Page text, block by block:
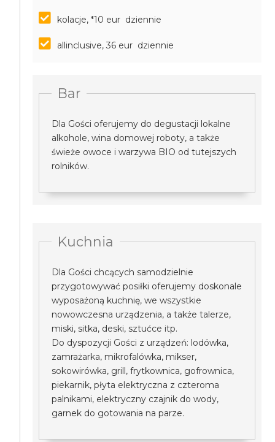
kolacje, *10 eur dziennie
allinclusive, 36 eur dziennie
Bar
Dla Gości oferujemy do degustacji lokalne
alkohole, wina domowej roboty, a także
świeże owoce i warzywa BIO od tutejszych
rolników.
Kuchnia
Dla Gości chcących samodzielnie
przygotowywać posiłki oferujemy doskonale
wyposażoną kuchnię, we wszystkie
nowowczesna urządzenia, a także talerze,
miski, sitka, deski, sztućce itp.
Do dyspozycji Gości z urządzeń: lodówka,
zamrażarka, mikrofalówka, mikser,
sokowirówka, grill, frytkownica, gofrownica,
piekarnik, płyta elektryczna z czteroma
palnikami, elektryczny czajnik do wody,
garnek do gotowania na parze.